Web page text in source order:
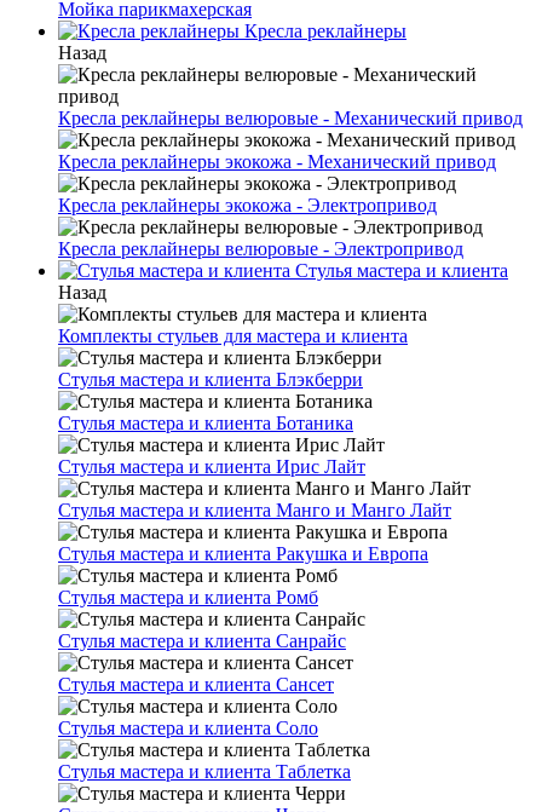
Мойка парикмахерская
Кресла реклайнеры
Назад
Кресла реклайнеры велюровые - Механический привод
Кресла реклайнеры экокожа - Механический привод
Кресла реклайнеры экокожа - Электропривод
Кресла реклайнеры велюровые - Электропривод
Стулья мастера и клиента
Назад
Комплекты стульев для мастера и клиента
Стулья мастера и клиента Блэкберри
Стулья мастера и клиента Ботаника
Стулья мастера и клиента Ирис Лайт
Стулья мастера и клиента Манго и Манго Лайт
Стулья мастера и клиента Ракушка и Европа
Стулья мастера и клиента Ромб
Стулья мастера и клиента Санрайс
Стулья мастера и клиента Сансет
Стулья мастера и клиента Соло
Стулья мастера и клиента Таблетка